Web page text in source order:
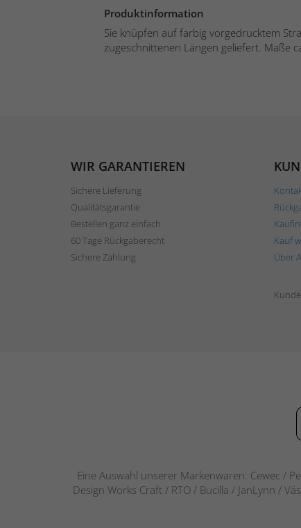
Produktinformation
Sie knüpfen auf farbig vorgedrucktem
zugeschnittenen Längen geliefert. Maße
WIR GARANTIEREN
Sichere Lieferung
Qualitätsgarantie
Bestellen ganz einfach
60 Tage Rückgaberecht
Sichere Zahlung
Kauf
Über
Eine Auswahl unserer Markenwaren: Cewec /
Design Works Craft / RTO / Bucilla / JanLynn /